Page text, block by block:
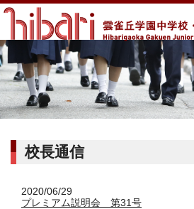
校長通信
2020/06/29
プレミアム説明会 第31号